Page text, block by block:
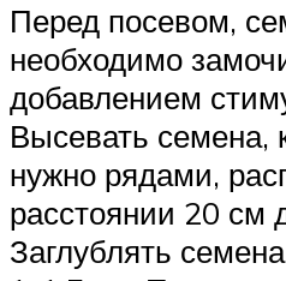
Перед посевом,
необходимо
добавлением
Высевать семена,
нужно рядами,
расстоянии 20 см
Заглублять